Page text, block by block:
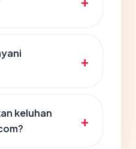
keluhan